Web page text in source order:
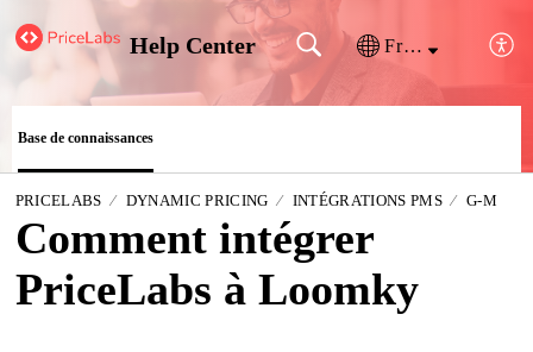
Help Center Français (France)
Base de connaissances
PRICELABS DYNAMIC PRICING INTÉGRATIONS PMS G-M
Comment intégrer
PriceLabs à Loomky